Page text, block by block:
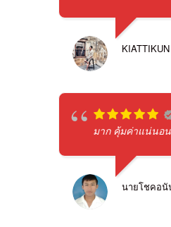
มาก คุ้มค่าแน่นอน
นายโชคอนั